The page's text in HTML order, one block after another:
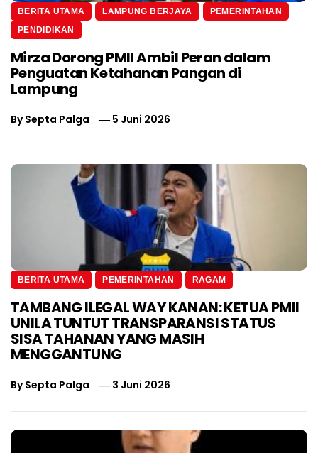
BERITA UTAMA LAMPUNG BERJAYA
PEMERINTAHAN
PENDIDIKAN
Mirza Dorong PMII Ambil Peran dalam
Penguatan Ketahanan Pangan di
Lampung
BySepta Palga 5 Juni 2026
BERITA UTAMA PEMERINTAHAN RAGAM
TAMBANG ILEGAL WAY KANAN: KETUA PMII
UNILA TUNTUT TRANSPARANSI STATUS
SISA TAHANAN YANG MASIH
MENGGANTUNG
BySepta Palga 3 Juni 2026